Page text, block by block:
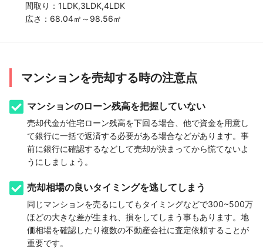
間取り： 1LDK,3LDK,4LDK
広さ： 68.04㎡～98.56㎡
マンションを売却する時の注意点
マンションのローン残高を把握していない
売却代金が住宅ローン残高を下回る場合、他で資金を用意し
て銀行に一括で返済する必要がある場合などがあります。事
前に銀行に確認するなどして売却が決まってから慌てないよ
うにしましょう。
売却相場の良いタイミングを逃してしまう
同じマンションを売るにしてもタイミングなどで300~500万
ほどの大きな差が生まれ、損をしてしまう事もあります。地
価相場を確認したり複数の不動産会社に査定依頼することが
重要です。